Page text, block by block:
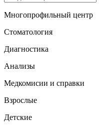
Многопрофильный центр
Стоматология
Диагностика
Анализы
Медкомисии и справки
Взрослые
Детские